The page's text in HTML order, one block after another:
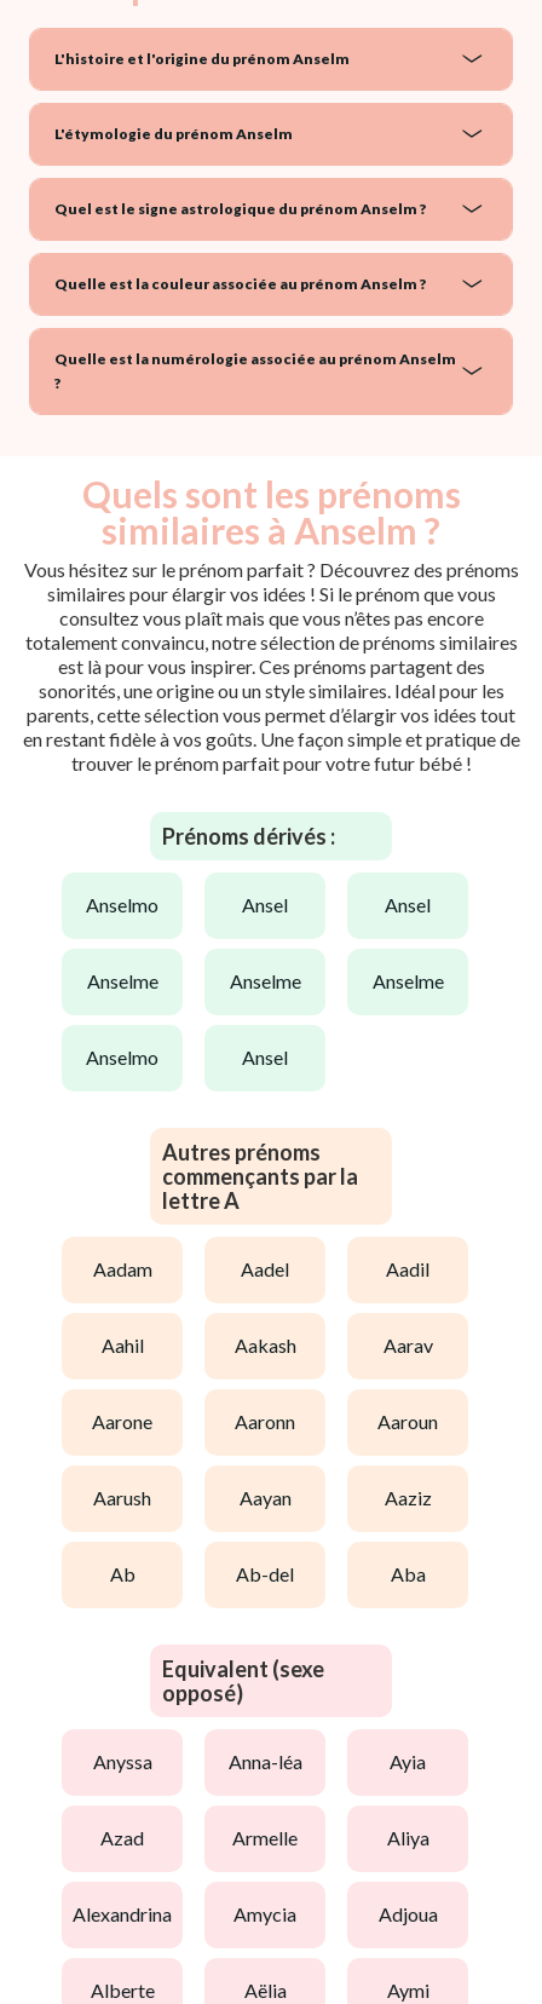
L'histoire et l'origine du prénom Anselm
L'étymologie du prénom Anselm
Quel est le signe astrologique du prénom Anselm ?
Quelle est la couleur associée au prénom Anselm ?
Quelle est la numérologie associée au prénom Anselm
?
Quels sont les prénoms
similaires à Anselm ?
Vous hésitez sur le prénom parfait ? Découvrez des prénoms
similaires pour élargir vos idées ! Si le prénom que vous
consultez vous plaît mais que vous n’êtes pas encore
totalement convaincu, notre sélection de prénoms similaires
est là pour vous inspirer. Ces prénoms partagent des
sonorités, une origine ou un style similaires. Idéal pour les
parents, cette sélection vous permet d’élargir vos idées tout
en restant fidèle à vos goûts. Une façon simple et pratique de
trouver le prénom parfait pour votre futur bébé !
Prénoms dérivés :
anselmo ansel ansel
anselme anselme anselme
anselmo ansel
Autres prénoms
commençants par la
lettre A
aadam aadel aadil
aahil aakash aarav
aarone aaronn aaroun
aarush aayan aaziz
ab ab-del aba
Equivalent (sexe
opposé)
anyssa anna-léa ayia
azad armelle aliya
alexandrina amycia adjoua
alberte aëlia aymi